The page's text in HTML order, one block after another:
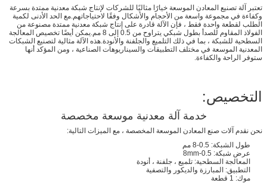
تعتبر آلة تصنيع المعادن الموسعة خيارًا مثاليًا للشركات لإنتاج شبكة معدنية ممتدة بسرعة
وكفاءة في مجموعة واسعة من الأحجام والأشكال وفقًا لاحتياجاتهم.مع الحد الأدنى لكمية
الطلب لقطعة واحدة فقط ، فإن الآلة قادرة على إنتاج شبكة معدنية ممتدة مصنوعة من
الفولاذ المقاوم للصدأ بطول شبكي يتراوح من 0.5 إلى 8 مم.يمكن أيضًا تخصيص المعالجة
السطحية للشبكة ، بما في ذلك التلميع والجلفنة والأنودة.هذه الآلة مثالية لتصنيع الشبكات
المعدنية الموسعة في مختلف التطبيقات والسيناريوهات الصناعية ، ومن المؤكد أنها
ستوفر الراحة والكفاءة.
التخصيص:
خدمة آلة معدنية موسعة مخصصة
نحن نقدم آلات صنع المعادن الموسعة المخصصة ، مع الميزات التالية:
طول الشبكة: 0.5-8 مم
عرض شبكة: 0.5-8mm
المعالجة السطحية: تلميع ، جلفنة ، أنودة
التطبيق: المبارزة والديكور والتصفية
موك: 1 قطعة